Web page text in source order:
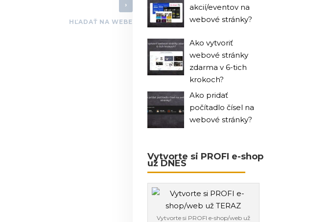
›
HĽADAŤ NA WEBE
akcií/eventov na
webové stránky?
Ako vytvoriť
webové stránky
zdarma v 6-tich
krokoch?
Ako pridať
počítadlo čísel na
webové stránky?
Vytvorte si PROFI e-shop
už DNES
Vytvorte si PROFI e-shop/web už